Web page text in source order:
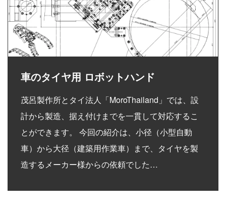
車のタイヤ用 ロボットハンド
茂呂製作所とタイ法人「MoroThailand」では、設
計から製造、据え付けまでを一貫して対応するこ
とができます。 今回の紹介は、小径（小型自動
車）から大径（建築用作業車）まで、タイヤを製
造するメーカー様からの依頼でした…